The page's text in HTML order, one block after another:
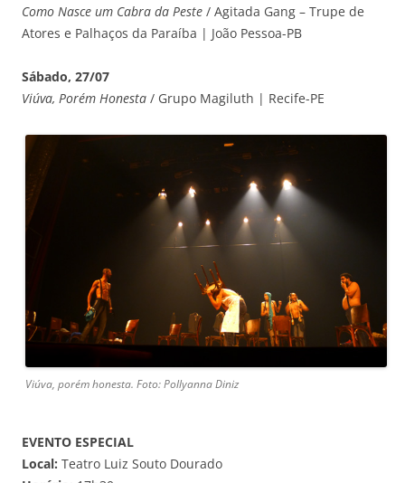
Como Nasce um Cabra da Peste / Agitada Gang – Trupe de
Atores e Palhaços da Paraíba | João Pessoa-PB
Sábado, 27/07
Viúva, Porém Honesta / Grupo Magiluth | Recife-PE
Viúva, porém honesta. Foto: Pollyanna Diniz
EVENTO ESPECIAL
Local: Teatro Luiz Souto Dourado